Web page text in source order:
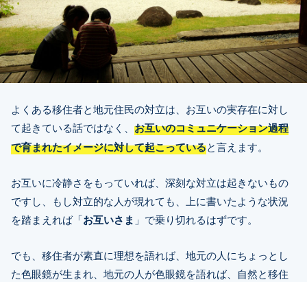
よくある移住者と地元住民の対立は、お互いの実存在に対し
て起きている話ではなく、 お互いのコミュニケーション過程
で育まれたイメージに対して起こっていると言えます。
お互いに冷静さをもっていれば、深刻な対立は起きないもの
ですし、もし対立的な人が現れても、上に書いたような状況
を踏まえれば「お互いさま 」で乗り切れるはずです。
でも、移住者が素直に理想を語れば、地元の人にちょっとし
た色眼鏡が生まれ、地元の人が色眼鏡を語れば、自然と移住